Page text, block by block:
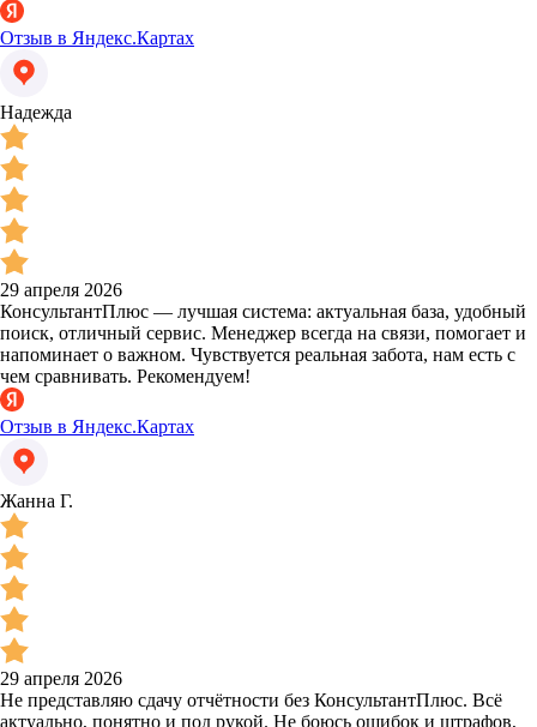
Отзыв в Яндекс.Картах
Надежда
29 апреля 2026
КонсультантПлюс — лучшая система: актуальная база, удобный
поиск, отличный сервис. Менеджер всегда на связи, помогает и
напоминает о важном. Чувствуется реальная забота, нам есть с
чем сравнивать. Рекомендуем!
Отзыв в Яндекс.Картах
Жанна Г.
29 апреля 2026
Не представляю сдачу отчётности без КонсультантПлюс. Всё
актуально, понятно и под рукой. Не боюсь ошибок и штрафов,